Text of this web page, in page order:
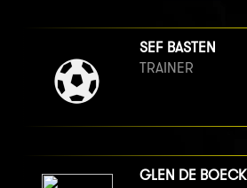
SEF BASTEN
TRAINER
GLEN DE BOECK